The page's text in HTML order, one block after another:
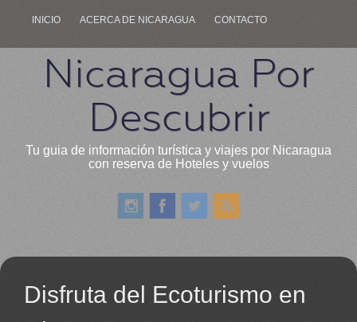
INICIO ACERCA DE NICARAGUA CONTACTO
Nicaragua Por
Descubrir
Tu guia de información turística y viajes por Nicaragua
con reserva de Hoteles y vuelos
Disfruta del Ecoturismo en